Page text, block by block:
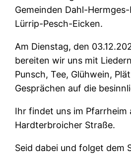
Gemeinden Dahl-
Lürrip-Pesch-Eicken.
Am Dienstag, den
bereiten wir uns mit
Punsch, Tee, Glühwein,
Gesprächen auf die
Ihr findet uns im Pfarrheim
Hardterbroicher Straße.
Seid dabei und folget dem